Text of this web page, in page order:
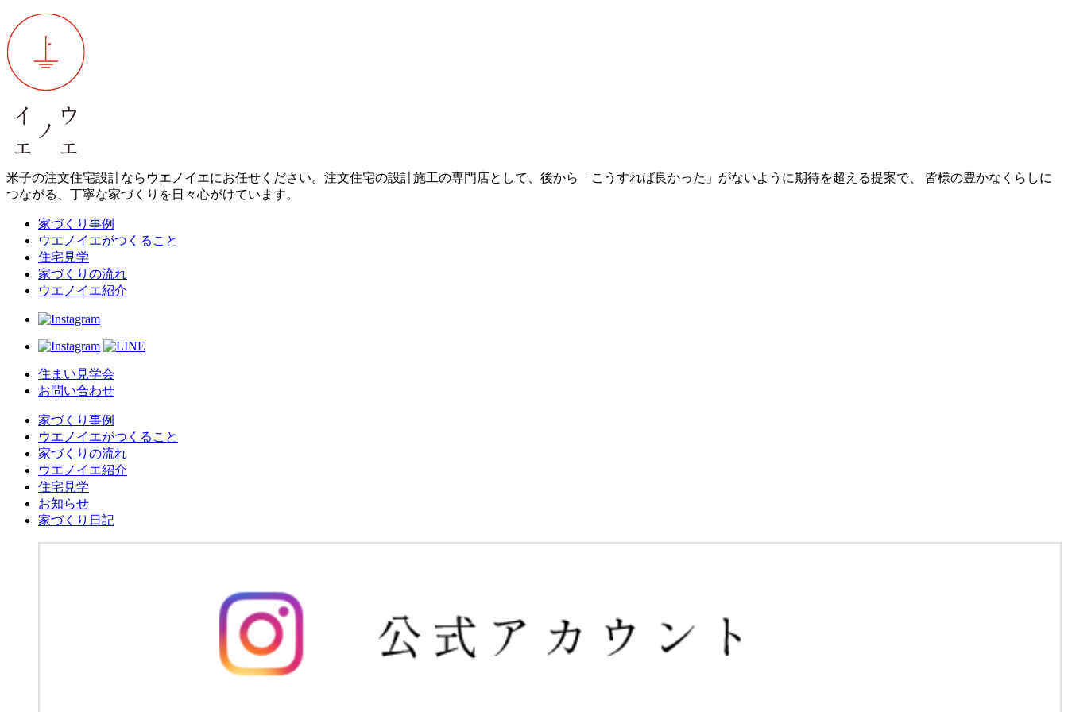
米子の注文住宅設計ならウエノイエにお任せください。注文住宅の設計施工の専門店として、後から「こうすれば良かった」がないように期待を超える提案で、 皆様の豊かなくらしに
つながる、丁寧な家づくりを日々心がけています。
家づくり事例
ウエノイエがつくること
住宅見学
家づくりの流れ
ウエノイエ紹介
住まい見学会
お問い合わせ
家づくり事例
ウエノイエがつくること
家づくりの流れ
ウエノイエ紹介
住宅見学
お知らせ
家づくり日記